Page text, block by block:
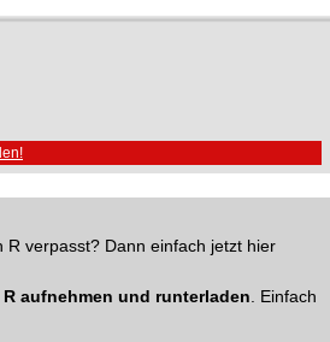
R verpasst? Dann einfach jetzt hier
aufnehmen und runterladen . Einfach